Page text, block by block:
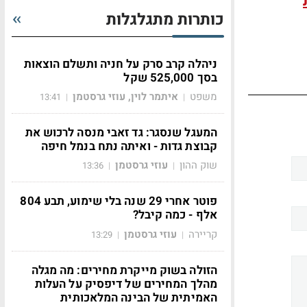
כותרות מתגלגלות
ניהלה קרב סרק על חניה ותשלם הוצאות
בסך 525,000 שקל
משפט | איתמר לוין, עוזי גרסטמן |
13:41
המעגל שנסגר: גד זאבי מנסה לרכוש את
קבוצת גדות - ואיתה נתח בנמל חיפה
שוק ההון | עוזי גרסטמן |
13:36
פוטר אחרי 29 שנה בלי שימוע, תבע 804
אלף - כמה קיבל?
קריירה | עוזי גרסטמן |
13:29
הזולה בשוק מייקרת מחירים: מה מגלה
מהלך המחירים של דיפסיק על העלות
האמיתית של הבינה המלאכותית